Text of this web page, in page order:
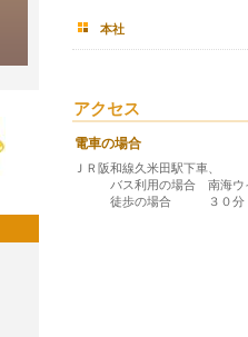
本社
アクセス
電車の場合
ＪＲ阪和線久米田駅下車、
バス利用の場合 南海ウイ
徒歩の場合 ３０分